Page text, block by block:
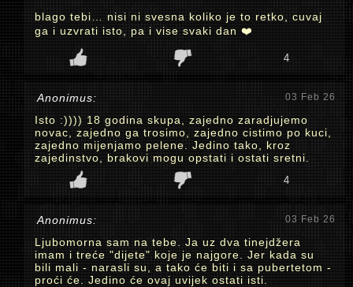
blago tebi… nisi ni svesna koliko je to retko, cuvaj
ga i uzvrati isto, pa i vise svaki dan ❤️
4
Anonimus: 03 Feb 26
Isto :)))) 18 godina skupa, zajedno zaradjujemo
novac, zajedno ga trosimo, zajedno cistimo po kuci,
zajedno mijenjamo pelene. Jedino tako, kroz
zajedinstvo, brakovi mogu opstati i ostati sretni.
4
Anonimus: 03 Feb 26
Ljubomorna sam na tebe. Ja uz dva tinejdžera
imam i treće "dijete" koje je najgore. Jer kada su
bili mali - narasli su, a tako će biti i sa pubertetom -
proći će. Jedino će ovaj uvijek ostati isti.